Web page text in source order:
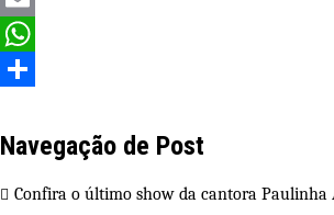
Email
WhatsApp
Navegação de Post
Confira o último show da cantora Paulinha